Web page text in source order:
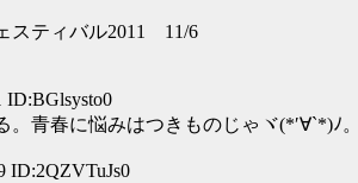
スティバル2011 11/6
ID:BGlsysto0
青春に悩みはつきものじゃヾ(*′∀`*)ﾉ。
ID:2QZVTuJs0